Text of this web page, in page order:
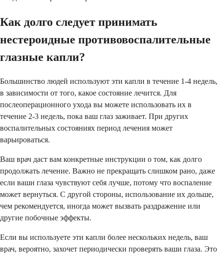
Как долго следует принимать
нестероидные противовоспалительные
глазные капли?
Большинство людей используют эти капли в течение 1-4 недель,
в зависимости от того, какое состояние лечится. Для
послеоперационного ухода вы можете использовать их в
течение 2-3 недель, пока ваш глаз заживает. При других
воспалительных состояниях период лечения может
варьироваться.
Ваш врач даст вам конкретные инструкции о том, как долго
продолжать лечение. Важно не прекращать слишком рано, даже
если ваши глаза чувствуют себя лучше, потому что воспаление
может вернуться. С другой стороны, использование их дольше,
чем рекомендуется, иногда может вызвать раздражение или
другие побочные эффекты.
Если вы используете эти капли более нескольких недель, ваш
врач, вероятно, захочет периодически проверять ваши глаза. Это